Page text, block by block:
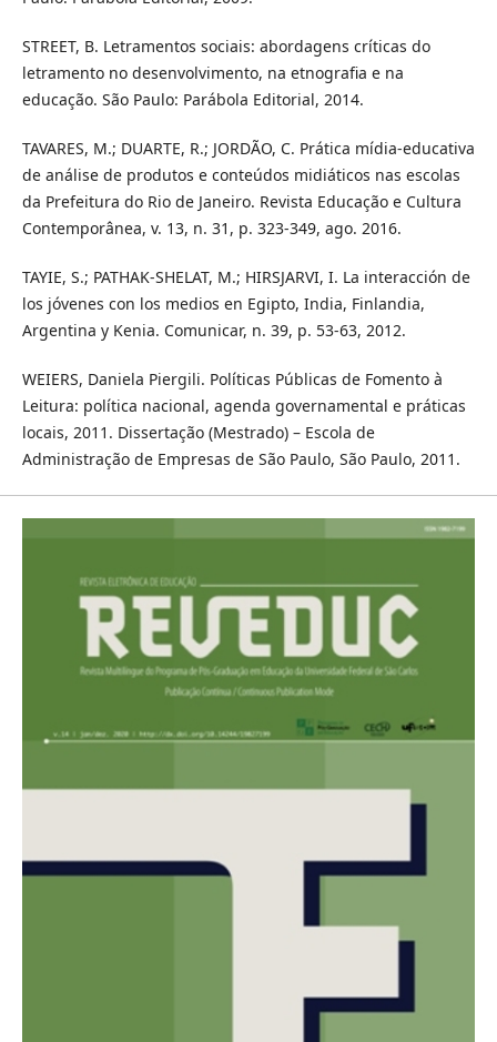
STREET, B. Letramentos sociais: abordagens críticas do
letramento no desenvolvimento, na etnografia e na
educação. São Paulo: Parábola Editorial, 2014.
TAVARES, M.; DUARTE, R.; JORDÃO, C. Prática mídia-educativa
de análise de produtos e conteúdos midiáticos nas escolas
da Prefeitura do Rio de Janeiro. Revista Educação e Cultura
Contemporânea, v. 13, n. 31, p. 323-349, ago. 2016.
TAYIE, S.; PATHAK-SHELAT, M.; HIRSJARVI, I. La interacción de
los jóvenes con los medios en Egipto, India, Finlandia,
Argentina y Kenia. Comunicar, n. 39, p. 53-63, 2012.
WEIERS, Daniela Piergili. Políticas Públicas de Fomento à
Leitura: política nacional, agenda governamental e práticas
locais, 2011. Dissertação (Mestrado) – Escola de
Administração de Empresas de São Paulo, São Paulo, 2011.